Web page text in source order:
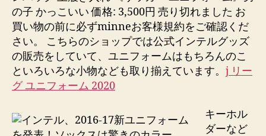
の子 かっこいい 価格: 3,500円 売り切れました お
買い物の前に必ずminneお客様規約をご確認くだ
さい。 こちらのショップでは公式インテルグッズ
の販売をしていて、ユニフォームはもちろんのこ
といろいろな小物なども取り揃えています。 j リー
グ ユニフォーム 2020
キーホル
ダーなど